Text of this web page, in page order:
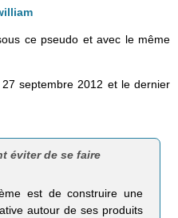
ce pseudo et avec le même
septembre 2012 et le dernier
éviter de se faire
est de construire une
autour de ses produits